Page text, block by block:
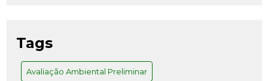
Caminho para Decisões Assertivas
Tags
Avaliação Ambiental Preliminar